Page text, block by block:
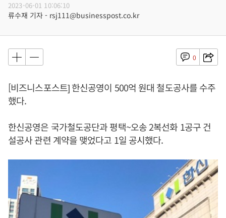
2023-06-01 10:06:10
류수재 기자 - rsj111@businesspost.co.kr
0
[비즈니스포스트] 한신공영이 500억 원대 철도공사를 수주
했다.
한신공영은 국가철도공단과 평택~오송 2복선화 1공구 건
설공사 관련 계약을 맺었다고 1일 공시했다.